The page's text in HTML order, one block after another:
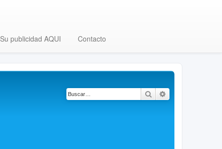
Su publicidad AQUI Contacto
Buscar